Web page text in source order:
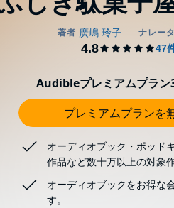
Audibleプレミアムプラン
プレミアムプランを
オーディオブック・ポッド
作品など数十万以上の対象
オーディオブックをお得な
す。